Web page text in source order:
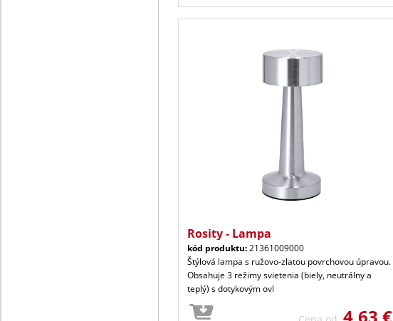
Rosity - Lampa
kód produktu:21361009000
Štýlová lampa s ružovo-zlatou povrchovou úpravou.
Obsahuje 3 režimy svietenia (biely, neutrálny a
teplý) s dotykovým ovl